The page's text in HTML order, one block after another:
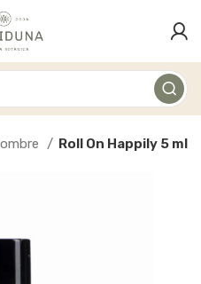
Roll On Happily 5 ml